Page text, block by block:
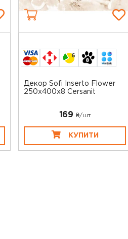
6
Декор Sofi Inserto Flower
250x400x8 Cersanit
169 ₴/шт
КУПИТИ